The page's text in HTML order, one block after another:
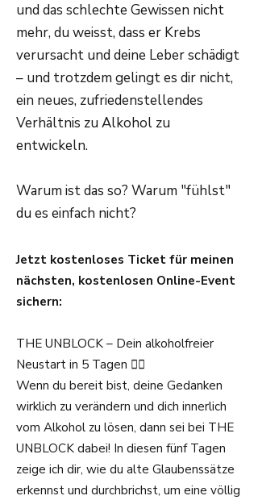
und das schlechte Gewissen nicht
mehr, du weisst, dass er Krebs
verursacht und deine Leber schädigt
– und trotzdem gelingt es dir nicht,
ein neues, zufriedenstellendes
Verhältnis zu Alkohol zu
entwickeln.
Warum ist das so? Warum "fühlst"
du es einfach nicht?
Jetzt kostenloses Ticket für meinen
nächsten, kostenlosen Online-Event
sichern:
THE UNBLOCK – Dein alkoholfreier
Neustart in 5 Tagen ❤️‍🔥
Wenn du bereit bist, deine Gedanken
wirklich zu verändern und dich innerlich
vom Alkohol zu lösen, dann sei bei THE
UNBLOCK dabei! In diesen fünf Tagen
zeige ich dir, wie du alte Glaubenssätze
erkennst und durchbrichst, um eine völlig